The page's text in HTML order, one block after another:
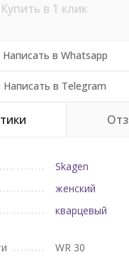
Купить в 1 клик
Написать в Whatsapp
Написать в Telegram
Skagen
женский
кварцевый
WR 30